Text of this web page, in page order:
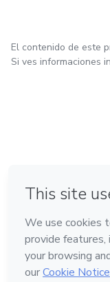
El contenido de este
Si ves informaciones
Hecho con❤ en
Conoce Hotmart